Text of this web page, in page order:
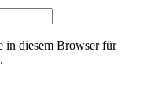
in diesem Browser für